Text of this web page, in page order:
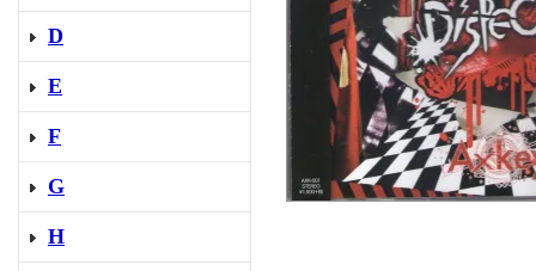
D
E
F
G
H